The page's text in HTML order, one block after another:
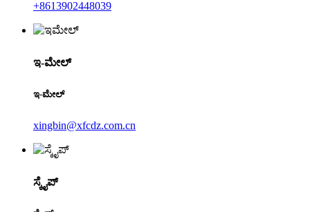
+8613902448039
ಇ-ಮೇಲ್
ಇ-ಮೇಲ್
xingbin@xfcdz.com.cn
ಸ್ಕೈಪ್